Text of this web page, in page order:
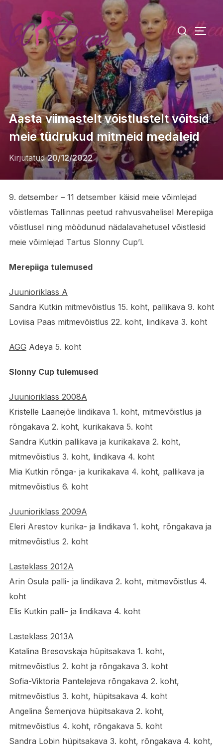
content
Search
for:
Aasta viimastelt võistlustelt võitsid
meie tüdrukud mitmeid medaleid
KirjutatudPosted
on
20/12/2022
9. detsember – 11 detsember käisid meie võimlejad
võistlemas Tallinnas peetud rahvusvahelisel Merepiiga
võistlusel ning möödunud nädalavahetusel võistlesid
meie võimlejad Tartus Slonny Cup’l.
Merepiiga tulemused
Juunioriklass A
Sandra Kutkin mitmevõistlus 15. koht, pallikava 9. koht
Loviisa Paas mitmevõistlus 22. koht, lindikava 3. koht
AGG Adeya 5. koht
Slonny Cup tulemused
Juunioriklass 2008A
Kristelle Laanejõe lindikava 1. koht, mitmevõistlus ja
rõngakava 2. koht, kurikakava 5. koht
Sandra Kutkin pallikava ja kurikakava 2. koht,
mitmevõistlus 3. koht, lindikava 4. koht
Mia Kutkin rõnga- ja kurikakava 4. koht, pallikava ja
mitmevõistlus 6. koht
Juunioriklass 2009A
Eleri Arestov kurika- ja lindikava 1. koht, rõngakava ja
mitmevõistlus 2. koht
Lasteklass 2012A
Arin Osula palli- ja lindikava 2. koht, mitmevõistlus 4.
koht
Elis Kutkin palli- ja lindikava 4. koht
Lasteklass 2013A
Katalina Bresovskaja hüpitsakava 1. koht,
mitmevõistlus 2. koht ja rõngakava 3. koht
Sofia-Viktoria Pantelejeva rõngakava 2. koht,
mitmevõistlus 3. koht, hüpitsakava 4. koht
Angelina Šemenjova hüpitsakava 2. koht,
mitmevõistlus 4. koht, rõngakava 5. koht
Sandra Lobin hüpitsakava 3. koht, rõngakava 4. koht,